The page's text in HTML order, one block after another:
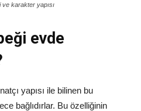
karakter yapısı
evde
yapısı ile bilinen bu
bağlıdırlar. Bu özelliğinin